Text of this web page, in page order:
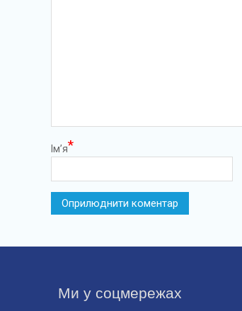
Ім’я*
Ми у соцмережах